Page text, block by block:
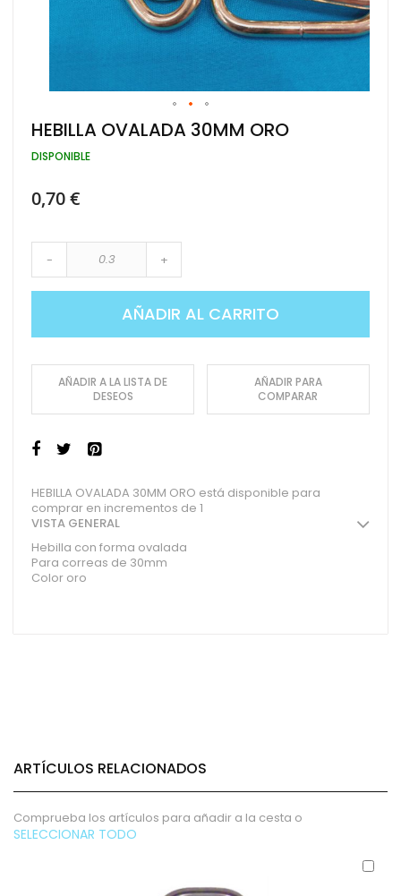
Saltar
al
comienzo
galería
HEBILLA OVALADA 30MM ORO
DISPONIBLE
0,70 €
- +
AÑADIR AL CARRITO
AÑADIR A LA LISTA DE
DESEOS
AÑADIR PARA
COMPARAR
HEBILLA OVALADA 30MM ORO está disponible para
comprar en incrementos de 1
VISTA GENERAL
Hebilla con forma ovalada
Para correas de 30mm
Color oro
ARTÍCULOS RELACIONADOS
Comprueba los artículos para añadir a la cesta o
SELECCIONAR TODO